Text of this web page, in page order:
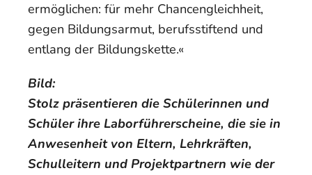
ermöglichen: für mehr Chancengleichheit,
gegen Bildungsarmut, berufsstiftend und
entlang der Bildungskette.«
Bild:
Stolz präsentieren die Schülerinnen und
Schüler ihre Laborführerscheine, die sie in
Anwesenheit von Eltern, Lehrkräften,
Schulleitern und Projektpartnern wie der